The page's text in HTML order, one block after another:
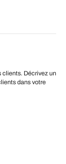
clients. Décrivez un
dans votre